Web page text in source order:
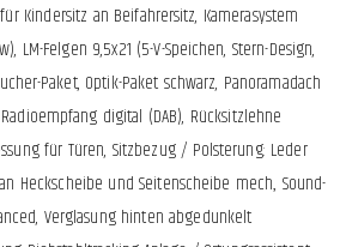
Kindersitz an Beifahrersitz, Kamerasystem
LM-Felgen 9,5x21 (5-V-Speichen, Stern-Design,
Paket, Optik-Paket schwarz, Panoramadach
digital (DAB), Rücksitzlehne
für Türen, Sitzbezug / Polsterung: Leder
Heckscheibe und Seitenscheibe mech., Sound-
Verglasung hinten abgedunkelt